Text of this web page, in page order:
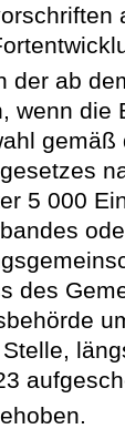
der ab
wenn die
5 000
des